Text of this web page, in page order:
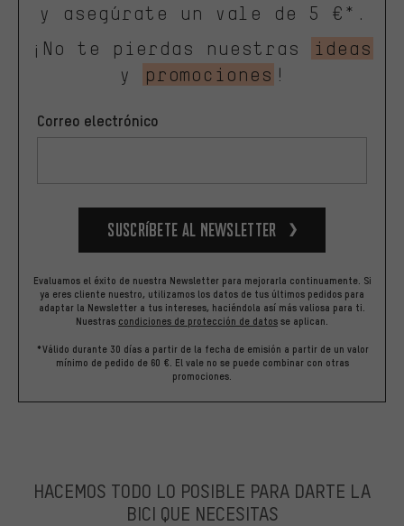
y asegúrate un vale de 5 €*.
¡No te pierdas nuestras
ideas
y
promociones !
Correo electrónico
Suscríbete al newsletter
Evaluamos el éxito de nuestra Newsletter para mejorarla continuamente. Si
ya eres cliente nuestro, utilizamos los datos de tus últimos pedidos para
adaptar la Newsletter a tus intereses, haciéndola así más valiosa para ti.
Nuestras condiciones de protección de datos se aplican.
*Válido durante 30 días a partir de la fecha de emisión a partir de un valor
mínimo de pedido de 60 €. El vale no se puede combinar con otras
promociones.
HACEMOS TODO LO POSIBLE PARA DARTE LA
BICI QUE NECESITAS